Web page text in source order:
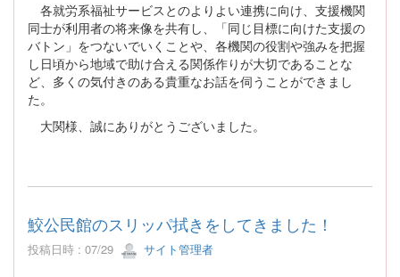
各就労系福祉サービスとのよりよい連携に向け、支援機関
同士が利用者の将来像を共有し、「同じ目標に向けた支援の
バトン」をつないでいくことや、各機関の役割や強みを把握
し日頃から地域で助け合える関係作りが大切であることな
ど、多くの気付きのある貴重なお話を伺うことができまし
た。
大関様、誠にありがとうございました。
鮫公民館のスリッパ拭きをしてきました！
投稿日時 : 07/29 サイト管理者